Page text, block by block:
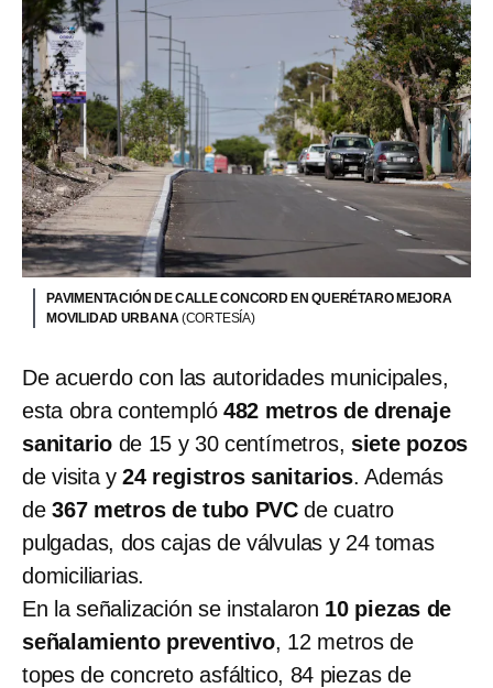
PAVIMENTACIÓN DE CALLE CONCORD EN QUERÉTARO MEJORA
MOVILIDAD URBANA (CORTESÍA)
De acuerdo con las autoridades municipales,
esta obra contempló 482 metros de drenaje
sanitario de 15 y 30 centímetros, siete pozos
de visita y24 registros sanitarios. Además
de 367 metros de tubo PVC de cuatro
pulgadas, dos cajas de válvulas y 24 tomas
domiciliarias.
En la señalización se instalaron 10 piezas de
señalamiento preventivo, 12 metros de
topes de concreto asfáltico, 84 piezas de